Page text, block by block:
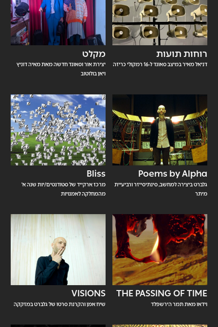
רוחות תועות
דניאל מאיר במיצב סאונד ל-16 רמקולי כריזה
מקלט
יצירת אור וסאונד חדשה מאת מאיה דוניץ
ויאן בולוטוב
Poems by Alpha
גלברט ביצירה למחשב, סינתיסייזר ורביעיית
מיתר
Bliss
מרכז ארקייד של סטודנטים/יות שנה א'
מהמחלקה לאמנויות
THE PASSING OF TIME
וידאו מאת תמר הירשפלד
VISIONS
שיח אמן והקרנת סרטו של גלברט במזקקה